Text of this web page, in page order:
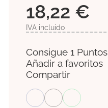
18,22 €
IVA incluido
Consigue 1 Puntos
Añadir a favoritos
Compartir